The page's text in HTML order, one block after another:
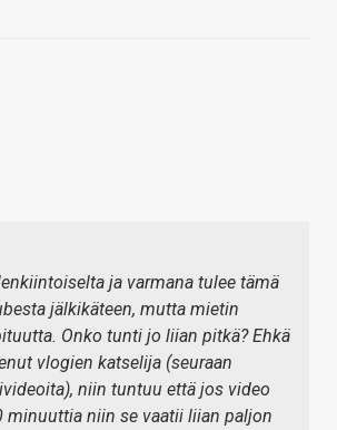
ja varmana tulee tämä
jälkikäteen, mutta mietin
Onko tunti jo liian pitkä? Ehkä
vlogien katselija (seuraan
niin tuntuu että jos video
minuuttia niin se vaatii liian paljon